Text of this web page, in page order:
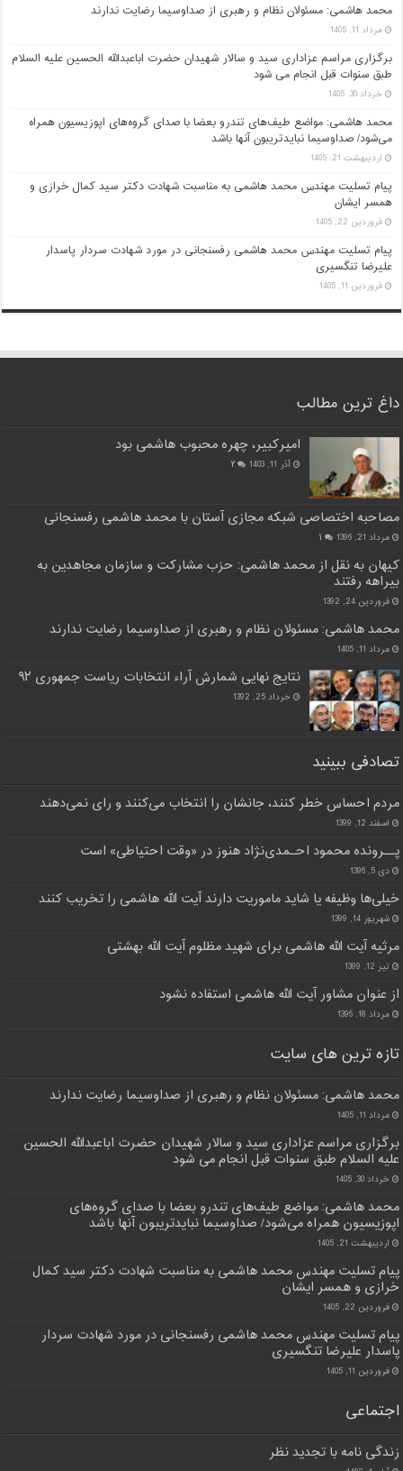
محمد هاشمی: مسئولان نظام و رهبری از صداوسیما رضایت ندارند
مرداد 11, 1405
برگزاری مراسم عزاداری سید و سالار شهیدان حضرت اباعبدالله الحسین علیه السلام
طبق سنوات قبل انجام می شود
خرداد 30, 1405
محمد هاشمی: مواضع طیف‌های تندرو بعضا با صدای گروه‌های اپوزیسیون همراه
می‌شود/ صداوسیما نبایدتریبون آنها باشد
اردیبهشت 21, 1405
پیام تسلیت مهندس محمد هاشمی به مناسبت شهادت دکتر سید کمال خرازی و
همسر ایشان
فروردین 22, 1405
پیام تسلیت مهندس محمد هاشمی رفسنجانی در مورد شهادت سردار پاسدار
علیرضا تنگسیری
فروردین 11, 1405
داغ ترین مطالب
امیرکبیر، چهره محبوب هاشمی بود
آذر 11, 1403 ۲
مصاحبه اختصاصی شبکه مجازی آستان با محمد هاشمی رفسنجانی
مرداد 21, 1396 ۱
کیهان به نقل از محمد هاشمی: حزب مشارکت و سازمان مجاهدین به
بیراهه رفتند
فروردین 24, 1392
محمد هاشمی: مسئولان نظام و رهبری از صداوسیما رضایت ندارند
مرداد 11, 1405
نتایج نهایی شمارش آراء انتخابات ریاست جمهوری ۹۲
خرداد 25, 1392
تصادفی ببینید
مردم احساس خطر کنند، جانشان را انتخاب می‌کنند و رای نمی‌دهند
اسفند 12, 1399
پــرونده محمود احـمدی‌نژاد هنوز در «وقت احتیاطی» است
دی 5, 1396
خیلی‌ها وظیفه یا شاید ماموریت دارند آیت الله هاشمی را تخریب کنند
شهریور 14, 1399
مرثیه آیت الله هاشمی برای شهید مظلوم آیت الله بهشتی
تیر 12, 1399
از عنوان مشاور آیت الله هاشمی استفاده نشود
مرداد 18, 1396
تازه ترین های سایت
محمد هاشمی: مسئولان نظام و رهبری از صداوسیما رضایت ندارند
مرداد 11, 1405
برگزاری مراسم عزاداری سید و سالار شهیدان حضرت اباعبدالله الحسین
علیه السلام طبق سنوات قبل انجام می شود
خرداد 30, 1405
محمد هاشمی: مواضع طیف‌های تندرو بعضا با صدای گروه‌های
اپوزیسیون همراه می‌شود/ صداوسیما نبایدتریبون آنها باشد
اردیبهشت 21, 1405
پیام تسلیت مهندس محمد هاشمی به مناسبت شهادت دکتر سید کمال
خرازی و همسر ایشان
فروردین 22, 1405
پیام تسلیت مهندس محمد هاشمی رفسنجانی در مورد شهادت سردار
پاسدار علیرضا تنگسیری
فروردین 11, 1405
اجتماعی
زندگی نامه با تجدید نظر